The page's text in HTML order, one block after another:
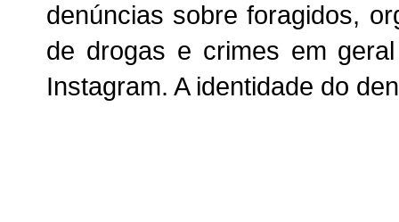
denúncias sobre foragidos,
de drogas e crimes em
Instagram. A identidade do